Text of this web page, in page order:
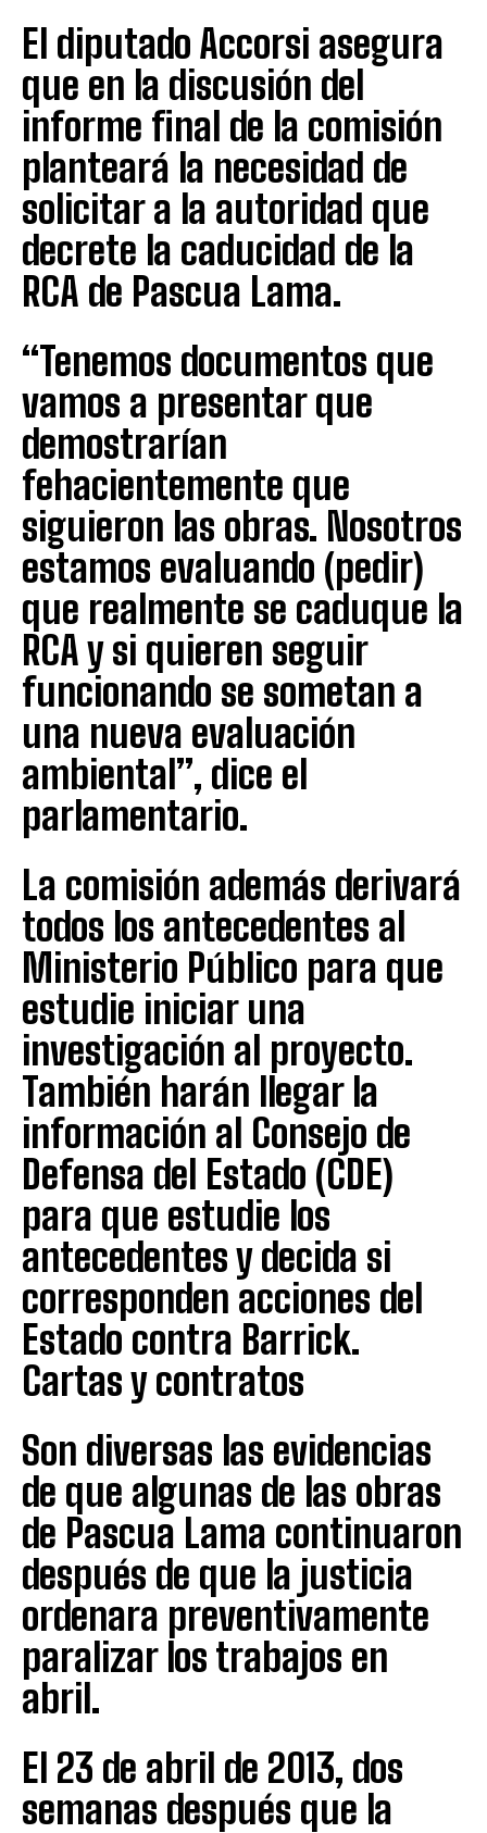
El diputado Accorsi asegura
que en la discusión del
informe final de la comisión
planteará la necesidad de
solicitar a la autoridad que
decrete la caducidad de la
RCA de Pascua Lama.
“Tenemos documentos que
vamos a presentar que
demostrarían
fehacientemente que
siguieron las obras. Nosotros
estamos evaluando (pedir)
que realmente se caduque la
RCA y si quieren seguir
funcionando se sometan a
una nueva evaluación
ambiental”, dice el
parlamentario.
La comisión además derivará
todos los antecedentes al
Ministerio Público para que
estudie iniciar una
investigación al proyecto.
También harán llegar la
información al Consejo de
Defensa del Estado (CDE)
para que estudie los
antecedentes y decida si
corresponden acciones del
Estado contra Barrick.
Cartas y contratos
Son diversas las evidencias
de que algunas de las obras
de Pascua Lama continuaron
después de que la justicia
ordenara preventivamente
paralizar los trabajos en
abril.
El 23 de abril de 2013, dos
semanas después que la